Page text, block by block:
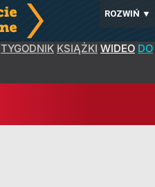
ROZWIŃ ▼
TYGODNIK KSIĄŻKI WIDEO DO